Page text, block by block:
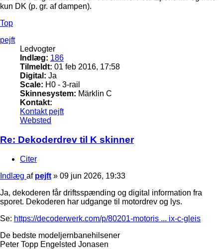
kun DK (p. gr. af dampen).
Top
pejft
Ledvogter
Indlæg: 186
Tilmeldt: 01 feb 2016, 17:58
Digital: Ja
Scale: H0 - 3-rail
Skinnesystem: Märklin C
Kontakt:
Kontakt pejft
Websted
Re: Dekoderdrev til K skinner
Citer
Indlæg af pejft » 09 jun 2026, 19:33
Ja, dekoderen får driftsspænding og digital information fra
sporet. Dekoderen har udgange til motordrev og lys.
Se: https://decoderwerk.com/p/80201-motoris ... ix-c-gleis
De bedste modeljernbanehilsener
Peter Topp Engelsted Jonasen